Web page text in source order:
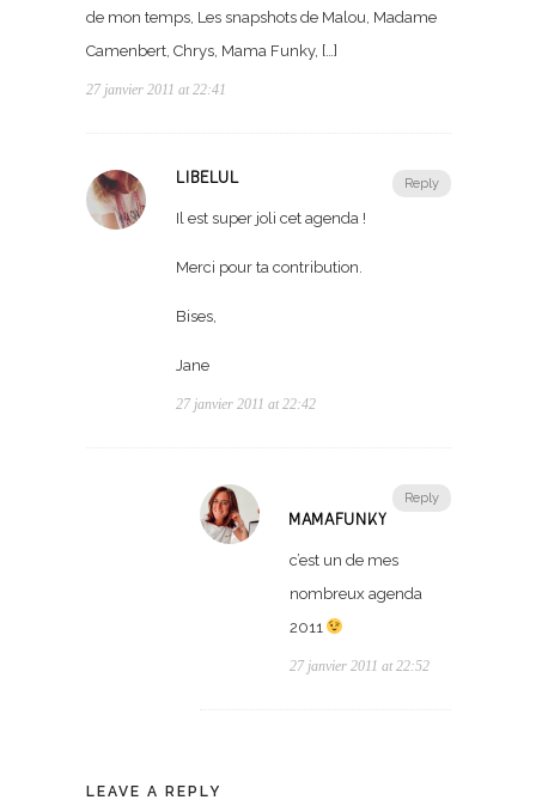
de mon temps, Les snapshots de Malou, Madame
Camenbert, Chrys, Mama Funky, […]
27 janvier 2011 at 22:41
Reply
LIBELUL
Il est super joli cet agenda !
Merci pour ta contribution.
Bises,
Jane
27 janvier 2011 at 22:42
Reply
MAMAFUNKY
c’est un de mes
nombreux agenda
2011
27 janvier 2011 at 22:52
LEAVE A REPLY